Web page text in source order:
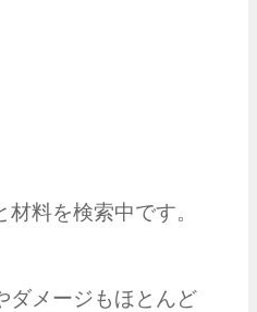
料を検索中です。
ダメージもほとんど